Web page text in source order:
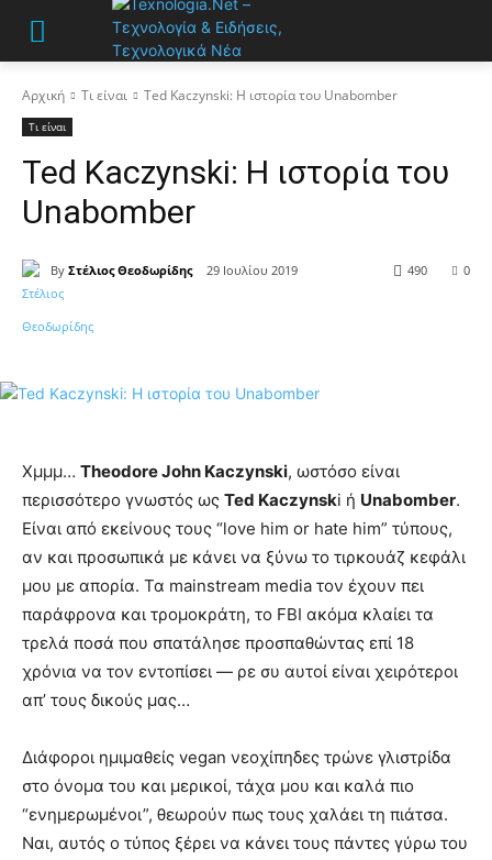
Αρχική Τι είναι Ted Kaczynski: Η ιστορία του Unabomber
Τι είναι
Ted Kaczynski: Η ιστορία του
Unabomber
By Στέλιος Θεοδωρίδης 29 Ιουλίου 2019 0
490
Χμμμ… Theodore John Kaczynski, ωστόσο είναι
περισσότερο γνωστός ως Ted Kaczynski ή Unabomber.
Είναι από εκείνους τους “love him or hate him” τύπους,
αν και προσωπικά με κάνει να ξύνω το τιρκουάζ κεφάλι
μου με απορία. Τα mainstream media τον έχουν πει
παράφρονα και τρομοκράτη, το FBI ακόμα κλαίει τα
τρελά ποσά που σπατάλησε προσπαθώντας επί 18
χρόνια να τον εντοπίσει — ρε συ αυτοί είναι χειρότεροι
απ’ τους δικούς μας…
Διάφοροι ημιμαθείς vegan νεοχίπηδες τρώνε γλιστρίδα
στο όνομα του και μερικοί, τάχα μου και καλά πιο
“ενημερωμένοι”, θεωρούν πως τους χαλάει τη πιάτσα.
Ναι, αυτός ο τύπος ξέρει να κάνει τους πάντες γύρω του